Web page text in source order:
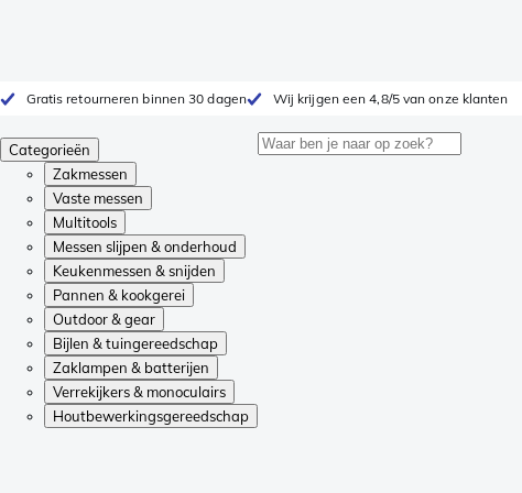
Gratis retourneren binnen 30 dagen Wij krijgen een 4,8/5 van onze klanten
Categorieën
Zakmessen
Vaste messen
Multitools
Messen slijpen & onderhoud
Keukenmessen & snijden
Pannen & kookgerei
Outdoor & gear
Bijlen & tuingereedschap
Zaklampen & batterijen
Verrekijkers & monoculairs
Houtbewerkingsgereedschap